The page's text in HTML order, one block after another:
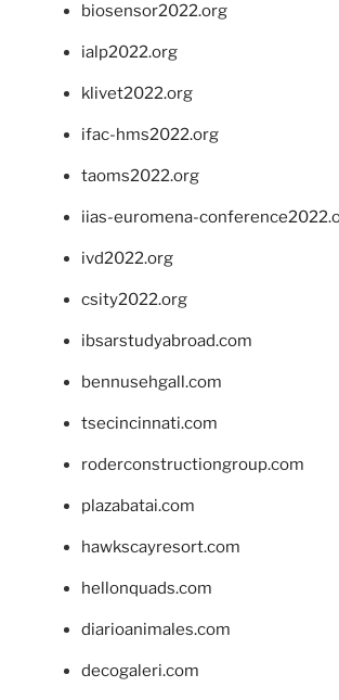
biosensor2022.org
ialp2022.org
klivet2022.org
ifac-hms2022.org
taoms2022.org
iias-euromena-
ivd2022.org
csity2022.org
ibsarstudyabroad.com
bennusehgall.com
tsecincinnati.com
roderconstructiongroup.com
plazabatai.com
hawkscayresort.com
hellonquads.com
diarioanimales.com
decogaleri.com